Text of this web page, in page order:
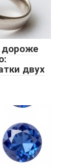
дороже
двух